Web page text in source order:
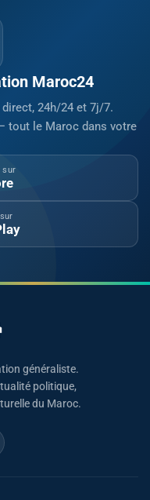
Maroc24
24h/24 et 7j/7.
tout le Maroc dans votre
sur
généraliste.
politique,
du Maroc.